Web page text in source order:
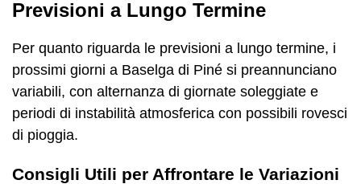
Previsioni a Lungo Termine
Per quanto riguarda le previsioni a lungo termine, i
prossimi giorni a Baselga di Piné si preannunciano
variabili, con alternanza di giornate soleggiate e
periodi di instabilità atmosferica con possibili rovesci
di pioggia.
Consigli Utili per Affrontare le Variazioni